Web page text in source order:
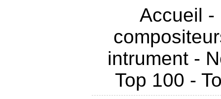
Accueil -
intrument -
Top 100 -